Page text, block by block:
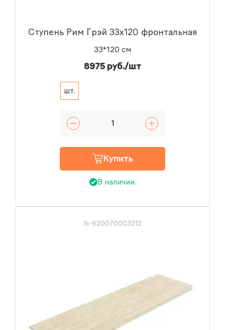
Ступень Рим Грэй 33x120 фронтальная
33*120 см
8975 руб./шт
шт.
Купить
В наличии.
№ 620070003212